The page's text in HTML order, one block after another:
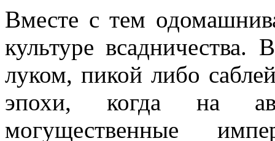
Вместе с тем
культуре
луком, пикой либо
эпохи, когда на
могущественные